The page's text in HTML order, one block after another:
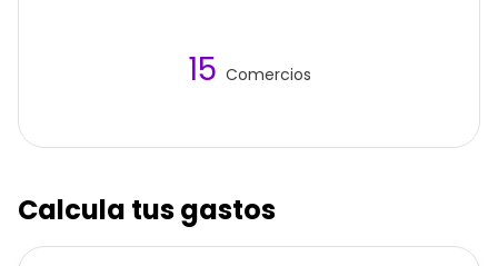
15 Comercios
Calcula tus gastos